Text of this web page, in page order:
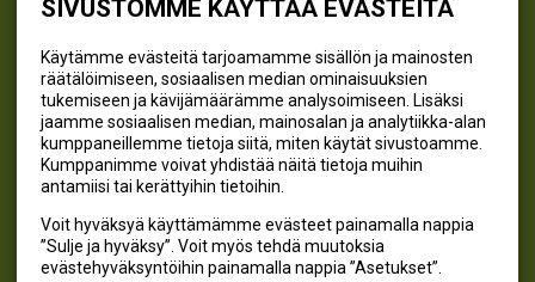
SIVUSTOMME KÄYTTÄÄ EVÄSTEITÄ
Käytämme evästeitä tarjoamamme sisällön ja mainosten
räätälöimiseen, sosiaalisen median ominaisuuksien
tukemiseen ja kävijämäärämme analysoimiseen. Lisäksi
jaamme sosiaalisen median, mainosalan ja analytiikka-alan
kumppaneillemme tietoja siitä, miten käytät sivustoamme.
Kumppanimme voivat yhdistää näitä tietoja muihin
antamiisi tai kerättyihin tietoihin.
Voit hyväksyä käyttämämme evästeet painamalla nappia
”Sulje ja hyväksy”. Voit myös tehdä muutoksia
evästehyväksyntöihin painamalla nappia ”Asetukset”.
SEURAA MEITÄ
@kivikangaskalastus
@kivikangaskasvihuoneet
@kivikangas_kalastus
@kivikangaskasvihuoneet
Kivikangas Oy